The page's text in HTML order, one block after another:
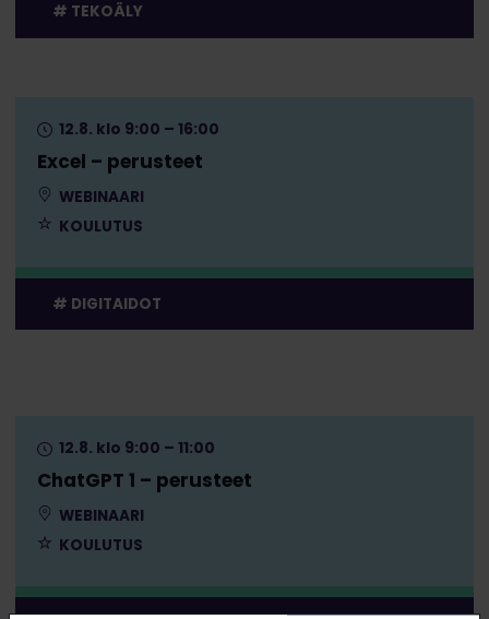
TEKOÄLY
Excel – perusteet
12.8. klo 9:00 – 16:00
WEBINAARI
KOULUTUS
DIGITAIDOT
ChatGPT 1 – perusteet
12.8. klo 9:00 – 11:00
WEBINAARI
KOULUTUS